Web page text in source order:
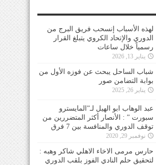
لهذه الأسباب إنسحب فريق البرج من
الدوري والإتحاد الكروي يتبلغ القرار
رسمياً خلال ساعات
يناير 13, 2026
شباب الساحل يبحث عن فوزه الأول من
بوابة التضامن صور
يناير 26, 2025
عبد الوهاب ابو الهيل لـ”المايسترو
سبورت ” : الأنصار أكثر المتضررين من
توقف الدوري والمنافسة بين 7 فرق
نوفمبر 29, 2020
حارس مرمى الاخاء الاهلي شاكر وهبه :
لتحقيق حلم النادي الفوز بلقب الدوري